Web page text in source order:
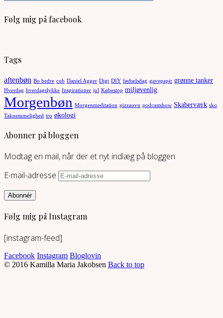
Følg mig på facebook
Tags
aftenbøn Bo bedre cob Daniel Agger Digt DIY fødselsdag gavepapir grønne tanker
Hverdag hverdagslykke Inspirationer jul Købestop miljøvenlig
Morgenbøn Morgenmeditation pizzaovn podcastshow Skaberværk sko
Taknemmelighed tro økologi
Abonner på bloggen
Modtag en mail, når der et nyt indlæg på bloggen
E-mail-adresse
Abonnér
Følg mig på Instagram
[instagram-feed]
Facebook Instagram Bloglovin
© 2016 Kamilla Maria Jakobsen Back to top